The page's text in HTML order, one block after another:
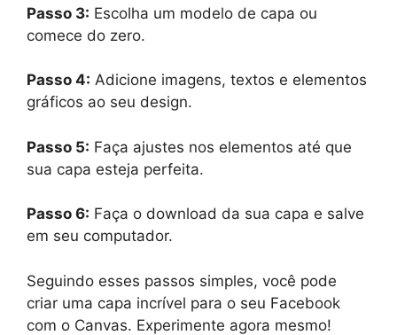
Passo 3: Escolha um modelo de capa ou
comece do zero.
Passo 4: Adicione imagens, textos e elementos
gráficos ao seu design.
Passo 5: Faça ajustes nos elementos até que
sua capa esteja perfeita.
Passo 6: Faça o download da sua capa e salve
em seu computador.
Seguindo esses passos simples, você pode
criar uma capa incrível para o seu Facebook
com o Canvas. Experimente agora mesmo!